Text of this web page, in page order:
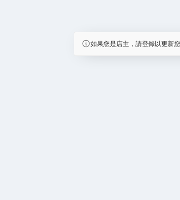
如果您是店主，請登錄以更新您